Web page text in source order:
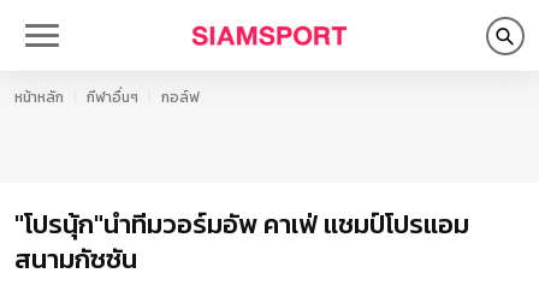
หน้าหลัก กีฬาอื่นๆ กอล์ฟ
"โปรนุ้ก"นำทีมวอร์มอัพ คาเฟ่ แชมป์โปรแอม
สนามกัซซัน